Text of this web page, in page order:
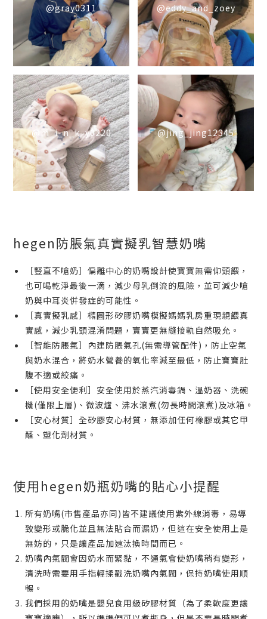
@gray0311 @eddy_and_zoey
@m_i_n_k_y0220 @jing_jing12345
hegen防脹氣真實擬乳智慧奶嘴
［豎直不嗆奶］偏離中心的奶嘴設計使寶寶無需仰頭餵，
也可喝乾淨最後一滴，減少母乳倒流的風險，並可減少嗆
奶與中耳炎併發症的可能性。
［真實擬乳感］橢圓形矽膠奶嘴模擬媽媽乳房重現親餵真
實感，減少乳頭混淆問題，寶寶更無縫接軌自然吸允。
［智能防脹氣］內建防脹氣孔(無需導管配件)，防止空氣
與奶水混合，將奶水營養的氧化率減至最低，防止寶寶肚
腹不適或絞痛。
［使用安全便利］安全使用於蒸汽消毒鍋、溫奶器、洗碗
機(僅限上層)、微波爐、沸水滾煮(勿長時間滾煮)及冰箱。
［安心材質］全矽膠安心材質，無添加任何橡膠或其它甲
醛、塑化劑材質。
使用hegen奶瓶奶嘴的貼心小提醒
所有奶嘴(市售產品亦同)皆不建議使用紫外線消毒，易導
致變形或脆化並且無法貼合而漏奶，但這在安全使用上是
無妨的，只是讓產品加速汰換時間而已。
奶嘴內氣閥會因奶水而緊黏，不通氣會使奶嘴稍有變形，
清洗時需要用手指輕揉戳洗奶嘴內氣閥，保持奶嘴使用順
暢。
我們採用的奶嘴是嬰兒食用級矽膠材質（為了柔軟度更讓